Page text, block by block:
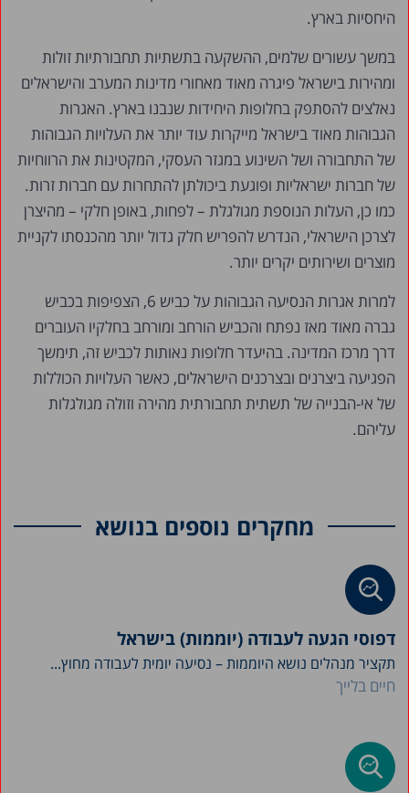
היחסיות בארץ.
במשך עשורים שלמים, ההשקעה בתשתיות תחבורתיות זולות
ומהירות בישראל פיגרה מאוד מאחורי מדינות המערב והישראלים
נאלצים להסתפק בחלופות היחידות שנבנו בארץ. האגרות
הגבוהות מאוד בישראל מייקרות עוד יותר את העלויות הגבוהות
של התחבורה ושל השינוע במגזר העסקי, המקטינות את הרווחיות
של חברות ישראליות ופוגעת ביכולתן להתחרות עם חברות זרות.
כמו כן, העלות הנוספת מגולגלת – לפחות, באופן חלקי – מהיצרן
לצרכן הישראלי, הנדרש להפריש חלק גדול יותר מהכנסתו לקניית
מוצרים ושירותים יקרים יותר.
למרות אגרות הנסיעה הגבוהות על כביש 6, הצפיפות בכביש
גברה מאוד מאז נפתח והכביש הורחב ומורחב בחלקיו העוברים
דרך מרכז המדינה. בהיעדר חלופות נאותות לכביש זה, תימשך
הפגיעה ביצרנים ובצרכנים הישראלים, כאשר העלויות הכוללות
של אי-הבנייה של תשתית תחבורתית מהירה וזולה מגולגלות
עליהם.
מחקרים נוספים בנושא
דפוסי הגעה לעבודה (יוממות) בישראל
תקציר מנהלים נושא היוממות – נסיעה יומית לעבודה מחוץ...
חיים בלייך